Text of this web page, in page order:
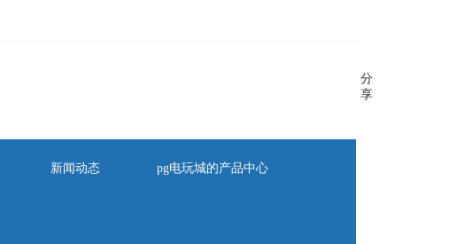
分
享
新闻动态 pg电玩城的产品中心